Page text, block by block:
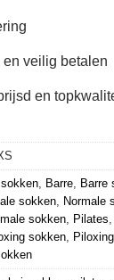
en veilig betalen
en
Barre Barre
sokken Normale
sokken Pilates
sokken